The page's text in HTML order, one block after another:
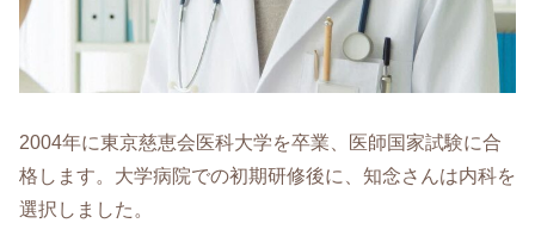
2004年に東京慈恵会医科大学を卒業、医師国家試験に合
格します。大学病院での初期研修後に、知念さんは内科を
選択しました。